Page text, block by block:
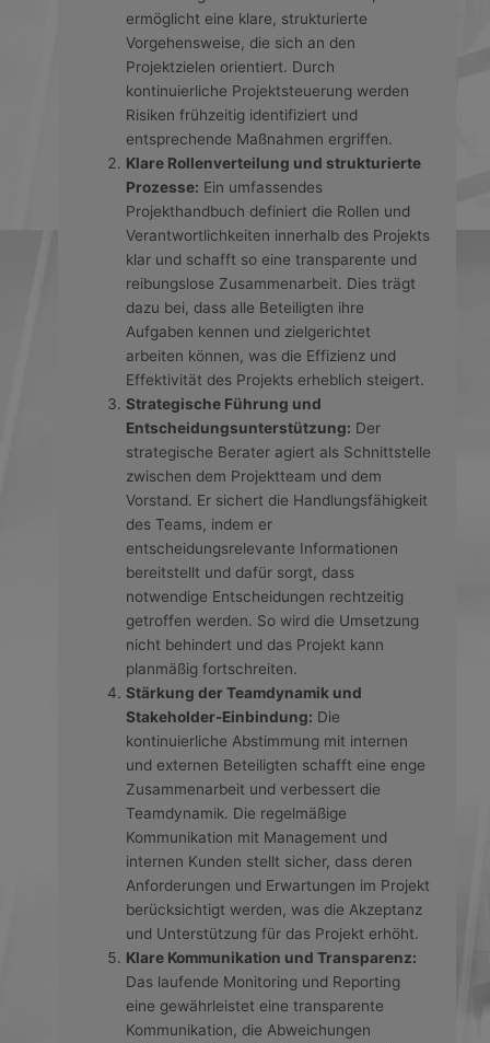
ermöglicht eine klare, strukturierte
Vorgehensweise, die sich an den
Projektzielen orientiert. Durch
kontinuierliche Projektsteuerung werden
Risiken frühzeitig identifiziert und
entsprechende Maßnahmen ergriffen.
Klare Rollenverteilung und strukturierte
Prozesse: Ein umfassendes
Projekthandbuch definiert die Rollen und
Verantwortlichkeiten innerhalb des Projekts
klar und schafft so eine transparente und
reibungslose Zusammenarbeit. Dies trägt
dazu bei, dass alle Beteiligten ihre
Aufgaben kennen und zielgerichtet
arbeiten können, was die Effizienz und
Effektivität des Projekts erheblich steigert.
Strategische Führung und
Entscheidungsunterstützung: Der
strategische Berater agiert als Schnittstelle
zwischen dem Projektteam und dem
Vorstand. Er sichert die Handlungsfähigkeit
des Teams, indem er
entscheidungsrelevante Informationen
bereitstellt und dafür sorgt, dass
notwendige Entscheidungen rechtzeitig
getroffen werden. So wird die Umsetzung
nicht behindert und das Projekt kann
planmäßig fortschreiten.
Stärkung der Teamdynamik und
Stakeholder-Einbindung: Die
kontinuierliche Abstimmung mit internen
und externen Beteiligten schafft eine enge
Zusammenarbeit und verbessert die
Teamdynamik. Die regelmäßige
Kommunikation mit Management und
internen Kunden stellt sicher, dass deren
Anforderungen und Erwartungen im Projekt
berücksichtigt werden, was die Akzeptanz
und Unterstützung für das Projekt erhöht.
Klare Kommunikation und Transparenz:
Das laufende Monitoring und Reporting
eine gewährleistet eine transparente
Kommunikation, die Abweichungen